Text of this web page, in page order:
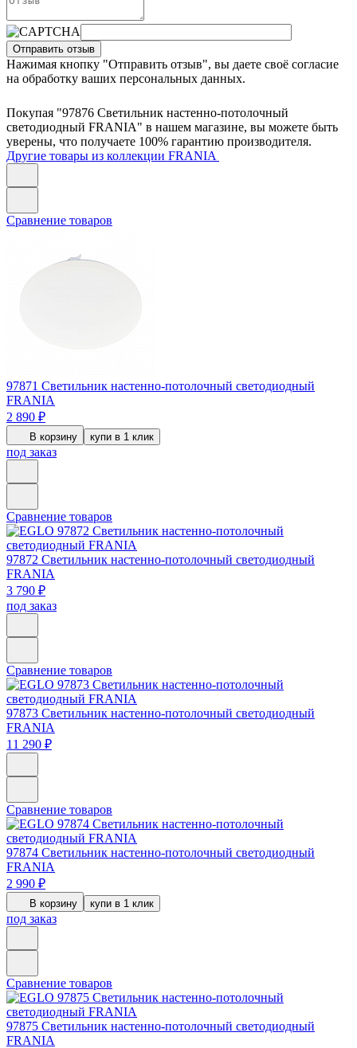
Отправить отзыв
Нажимая кнопку "Отправить отзыв", вы даете своё согласие
на обработку ваших персональных данных.
Покупая "97876 Светильник настенно-потолочный
светодиодный FRANIA" в нашем магазине, вы можете быть
уверены, что получаете 100% гарантию производителя.
Другие товары из коллекции FRANIA
Сравнение товаров
97871 Светильник настенно-потолочный светодиодный
FRANIA
2 890 ₽
В корзину купи в 1 клик
под заказ
Сравнение товаров
97872 Светильник настенно-потолочный светодиодный
FRANIA
3 790 ₽
под заказ
Сравнение товаров
97873 Светильник настенно-потолочный светодиодный
FRANIA
11 290 ₽
Сравнение товаров
97874 Светильник настенно-потолочный светодиодный
FRANIA
2 990 ₽
В корзину купи в 1 клик
под заказ
Сравнение товаров
97875 Светильник настенно-потолочный светодиодный
FRANIA